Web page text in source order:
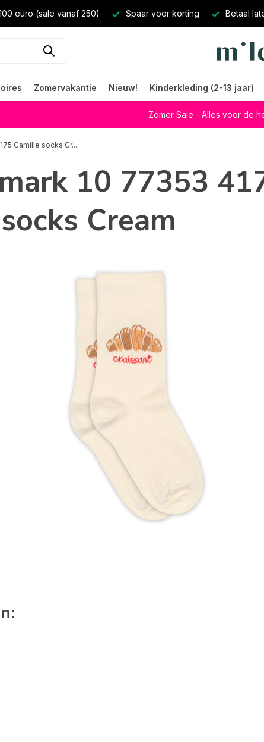
euro (sale vanaf 250) Spaar voor korting Betaal
Zomervakantie Nieuw! Kinderkleding (2-13 jaar)
Zomer Sale - Alles voor de
Camille socks Cr...
10 77353
Cream